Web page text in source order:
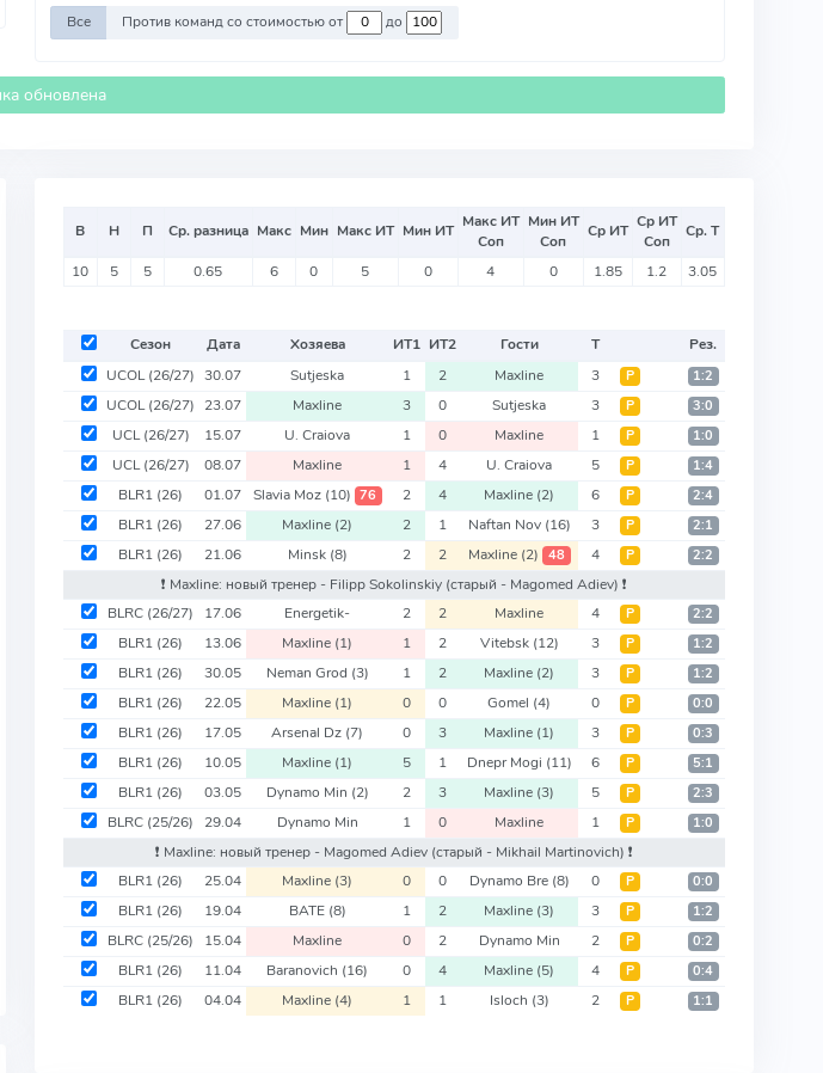
Все Против команд со стоимостью от до
обновлена
В Н П Ср. разница Макс Мин Макс ИТ Мин ИТ Макс ИТ
Соп
Мин ИТ
Соп
Ср ИТ Ср ИТ
Соп
Ср. Т
10 5 5 0.65 6 0 5 0 4 0 1.85 1.2 3.05
Сезон Дата Хозяева ИТ1 ИТ2 Гости Т
Рез.
UCOL(26/27) 30.07 Sutjeska 1 2 Maxline 3 Р 1:2
UCOL(26/27) 23.07 Maxline 3 0 Sutjeska 3 Р 3:0
UCL(26/27) 15.07 U. Craiova 1 0 Maxline 1 Р 1:0
UCL(26/27) 08.07 Maxline 1 4 U. Craiova 5 Р 1:4
BLR1 (26) 01.07 Slavia Moz (10) 76 2 4 Maxline (2) 6 Р 2:4
BLR1 (26) 27.06 Maxline (2) 2 1 Naftan Nov (16) 3 Р 2:1
BLR1 (26) 21.06 Minsk (8) 2 2 Maxline (2) 48 4 Р 2:2
❗️ Maxline: новый тренер - Filipp Sokolinskiy (старый - Magomed Adiev) ❗️
BLRC (26/27) 17.06 Energetik- 2 2 Maxline 4 Р 2:2
BLR1 (26) 13.06 Maxline (1) 1 2 Vitebsk (12) 3 Р 1:2
BLR1 (26) 30.05 Neman Grod (3) 1 2 Maxline (2) 3 Р 1:2
BLR1 (26) 22.05 Maxline (1) 0 0 Gomel (4) 0 Р 0:0
BLR1 (26) 17.05 Arsenal Dz (7) 0 3 Maxline (1) 3 Р 0:3
BLR1 (26) 10.05 Maxline (1) 5 1 Dnepr Mogi (11) 6 Р 5:1
BLR1 (26) 03.05 Dynamo Min (2) 2 3 Maxline (3) 5 Р 2:3
BLRC (25/26) 29.04 Dynamo Min 1 0 Maxline 1 Р 1:0
❗️ Maxline: новый тренер - Magomed Adiev (старый - Mikhail Martinovich) ❗️
BLR1 (26) 25.04 Maxline (3) 0 0 Dynamo Bre (8) 0 Р 0:0
BLR1 (26) 19.04 BATE (8) 1 2 Maxline (3) 3 Р 1:2
BLRC (25/26) 15.04 Maxline 0 2 Dynamo Min 2 Р 0:2
BLR1 (26) 11.04 Baranovich (16) 0 4 Maxline (5) 4 Р 0:4
BLR1 (26) 04.04 Maxline (4) 1 1 Isloch (3) 2 Р 1:1